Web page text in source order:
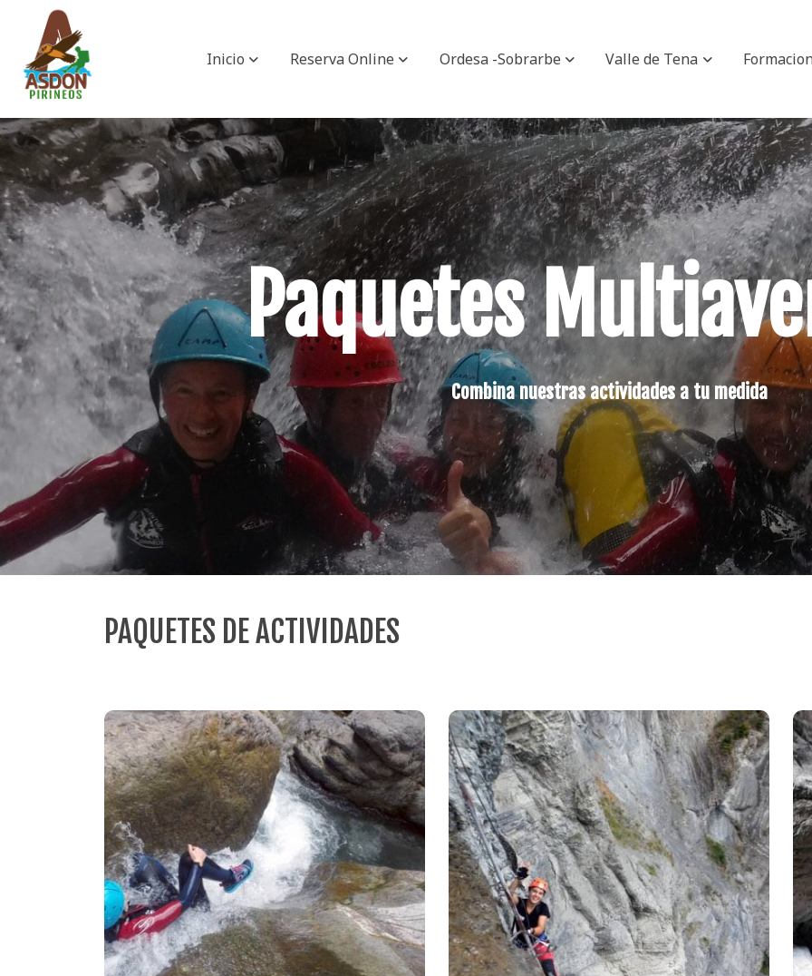
Inicio Reserva Online Ordesa -Sobrarbe Valle de Tena
Paquetes
Combina nuestras actividades a tu medida
PAQUETES DE ACTIVIDADES